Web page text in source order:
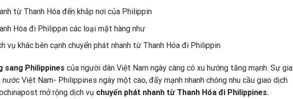
từ Thanh Hóa đến khắp nơi của Philippin
Hóa đi Philippin các loại mặt hàng như
vụ khác bên cạnh chuyển phát nhanh từ Thanh Hóa đi Philippin
sang Philippines của người dân Việt Nam ngày càng có xu hướng tăng mạnh. Sự gia
Việt Nam- Philippines ngày một cao, đẩy mạnh nhanh chóng nhu cầu giao dịch
mở rộng dịch vụ chuyển phát nhanh từ Thanh Hóa đi Philippines.